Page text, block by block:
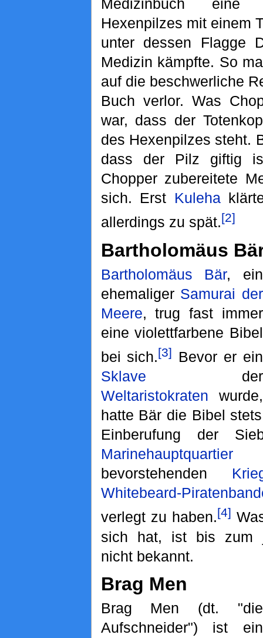
Medizinbuch eine
Hexenpilzes mit einem
unter dessen Flagge
Medizin kämpfte. So
auf die beschwerliche
Buch verlor. Was
war, dass der
des Hexenpilzes steht.
dass der Pilz giftig
Chopper zubereitete
sich. Erst Kuleha
allerdings zu spät.[2]
Bartholomäus
Bartholomäus Bär, ein
ehemaliger Samurai der
Meere, trug fast immer
eine violettfarbene Bibel
bei sich.[3]
Bevor er ein
Sklave der
Weltaristokraten wurde,
hatte Bär die Bibel
Einberufung der
Marinehauptquartier
bevorstehenden
Whitebeard-
verlegt zu haben.[4]
sich hat, ist bis zum
nicht bekannt.
Brag Men
Brag Men (dt. "die
Aufschneider") ist ein